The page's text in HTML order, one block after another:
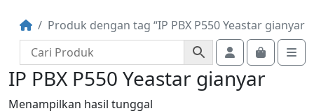
Produk dengan tag “IP PBX P550 Yeastar gianyar”
AccountCart
IP PBX P550 Yeastar gianyar
Menampilkan hasil tunggal